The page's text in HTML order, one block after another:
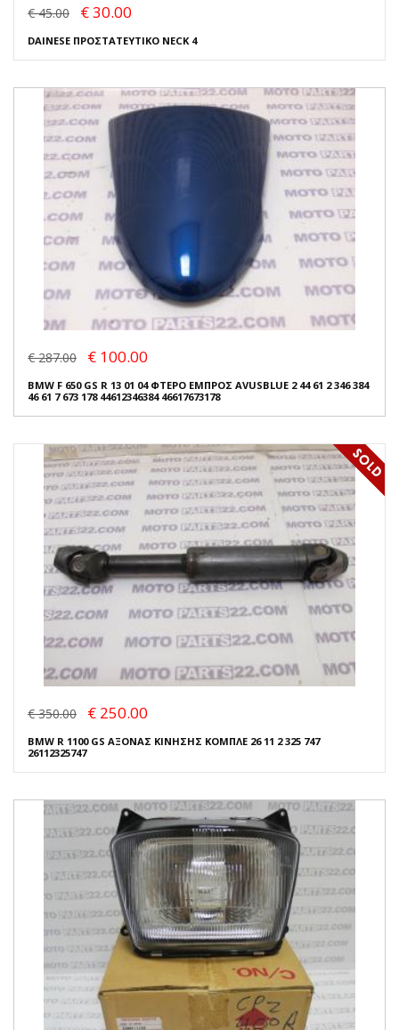
€ 45.00 € 30.00
DAINESE ΠΡΟΣΤΑΤΕΥΤΙΚΟ NECK 4
€ 287.00 € 100.00
BMW F 650 GS R 13 01 04 ΦΤΕΡΟ ΕΜΠΡΟΣ AVUSBLUE 2 44 61 2 346 384
46 61 7 673 178 44612346384 46617673178
€ 350.00 € 250.00
BMW R 1100 GS ΑΞΟΝΑΣ ΚΙΝΗΣΗΣ ΚΟΜΠΛΕ 26 11 2 325 747
26112325747